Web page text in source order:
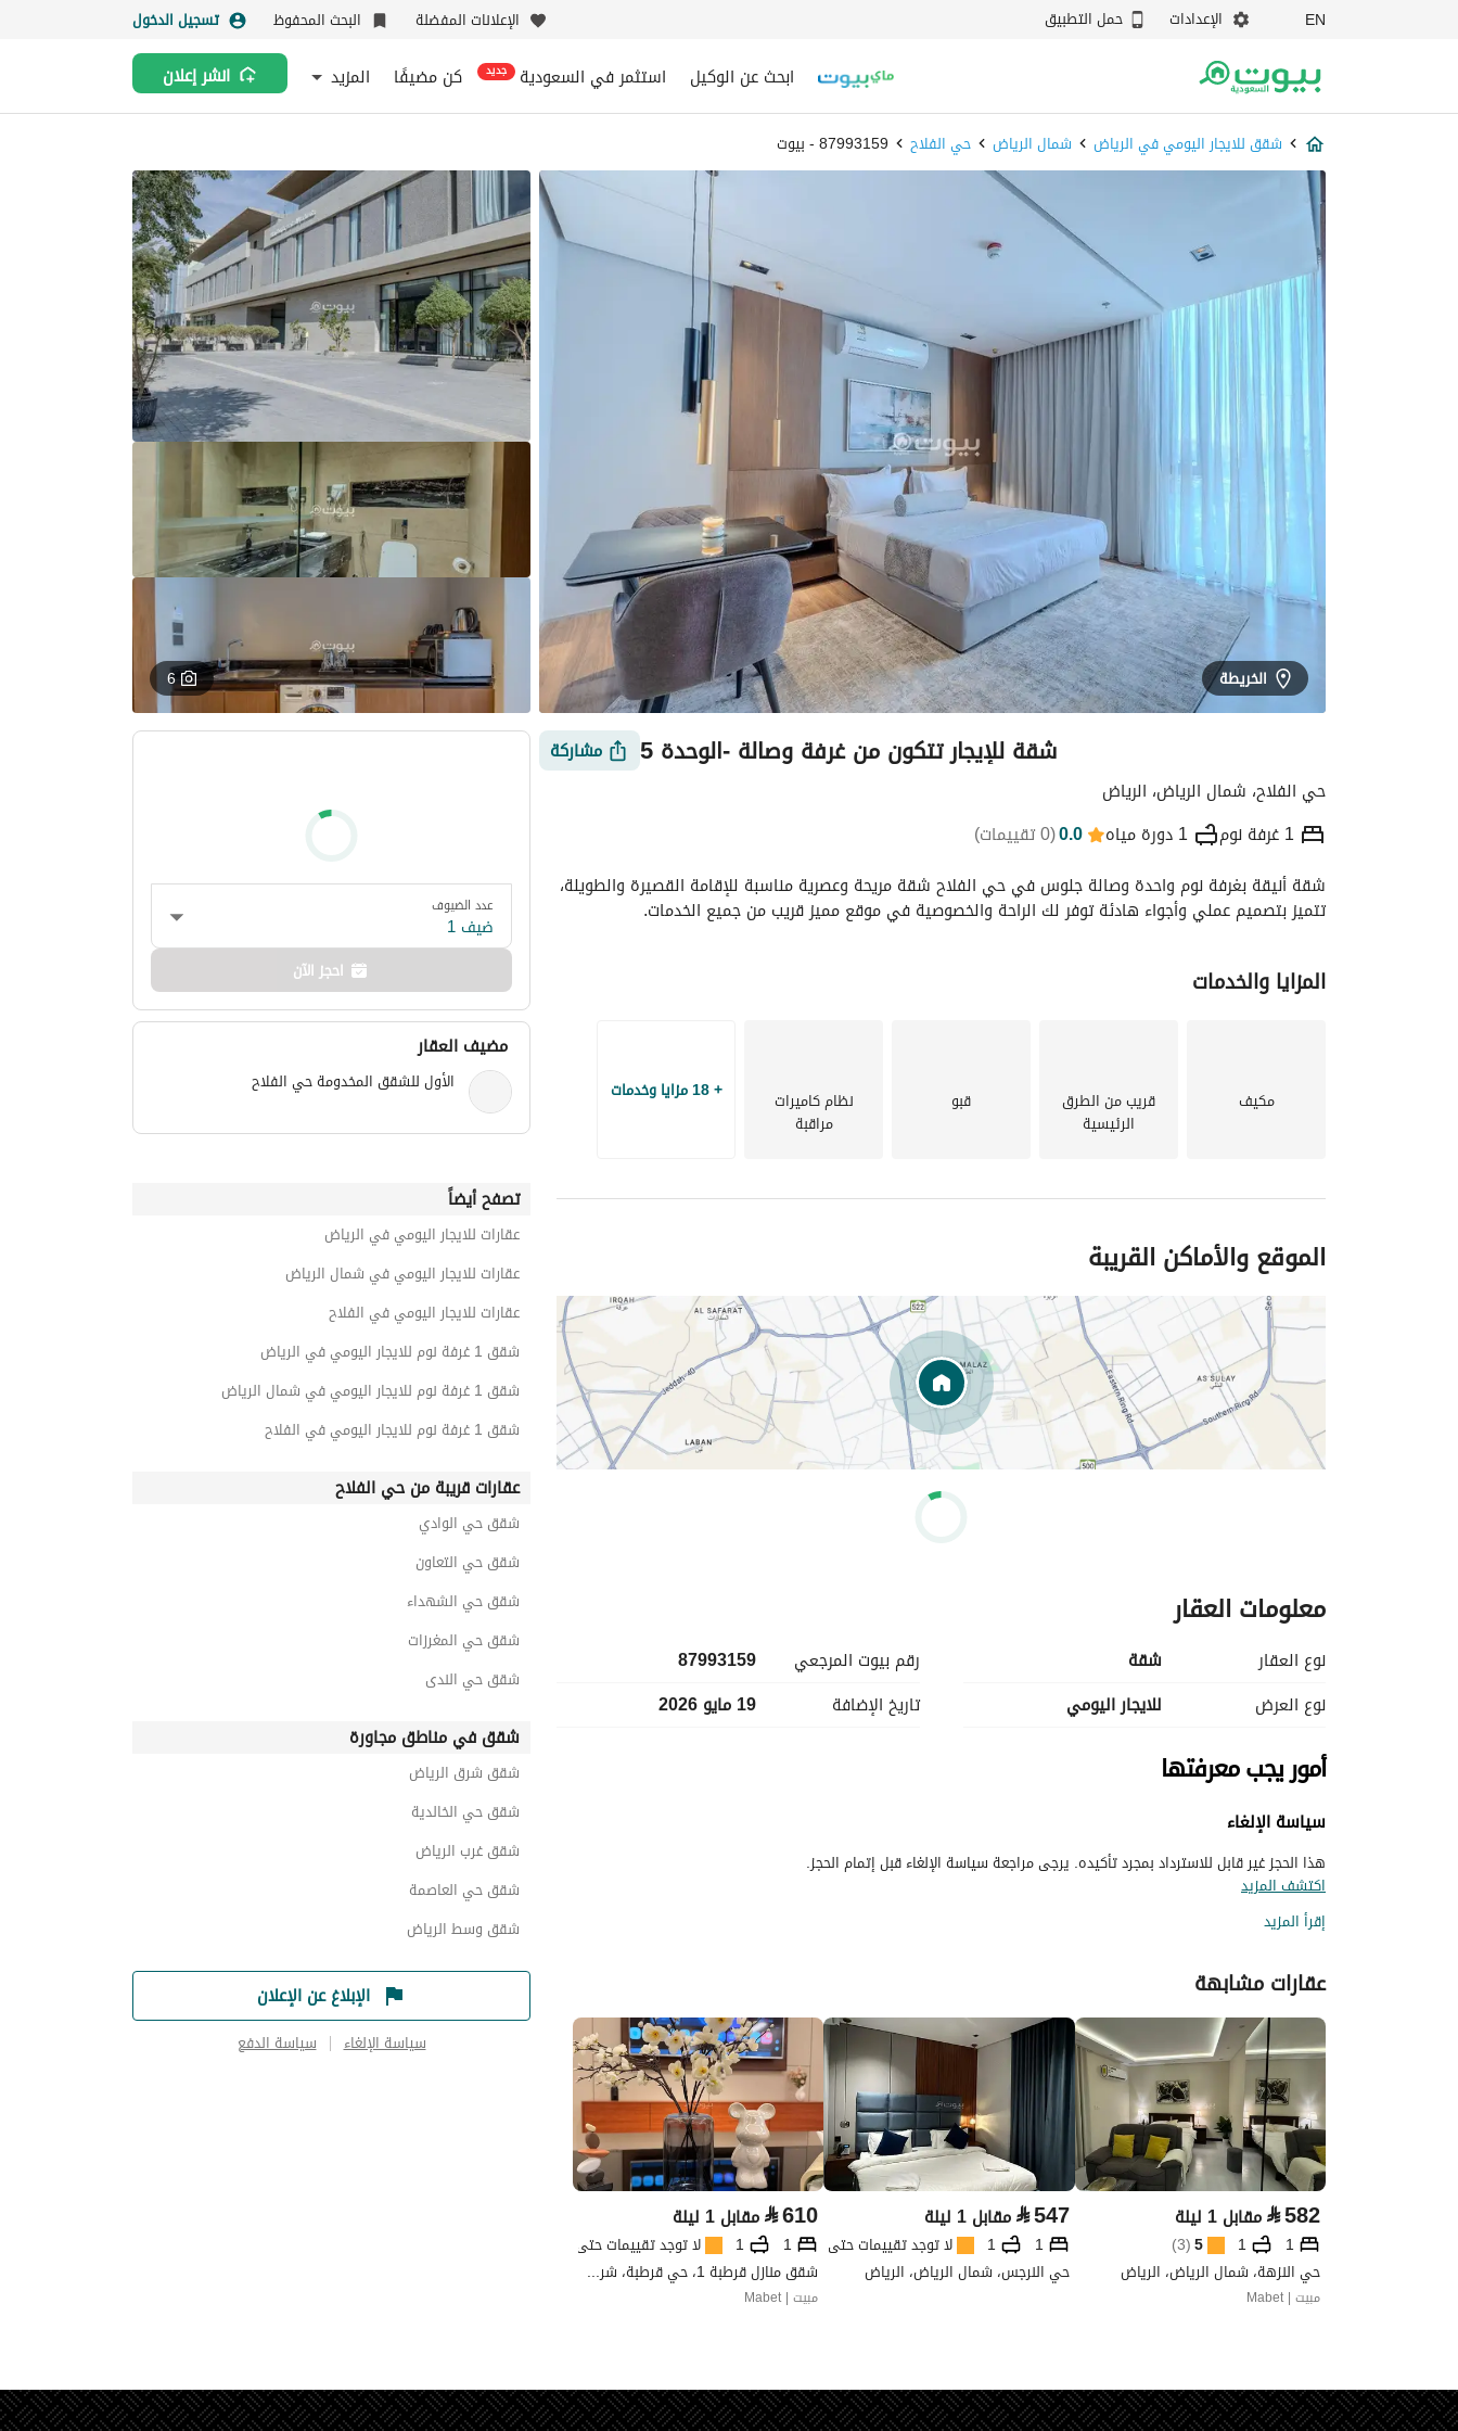
EN الإعدادات حمل التطبيق الإعلانات المفضلة البحث المحفوظ تسجيل الدخول
ابحث عن الوكيل استثمر في السعودية جديد كن مضيفًا المزيد انشر إعلان
شقق للايجار اليومي في الرياض شمال الرياض حي الفلاح 87993159 - بيوت
الخريطة 6
شقة للإيجار تتكون من غرفة وصالة -الوحدة 5
مشاركة
حي الفلاح، شمال الرياض، الرياض
1 غرفة نوم 1 دورة مياه 0.0
(0 تقييمات )
التفاصيل الموقع والأماكن القريبة معلومات وزارة السياحة التقييمات معلومات العقار أمور يجب معرفتها تتميز بتصميم عملي وأجواء هادئة توفر لك الراحة والخصوصية في موقع مميز قريب من جميع الخدمات.
المزايا والخدمات
مكيف قريب من الطرق
الرئيسية
قبو نظام كاميرات
مراقبة
+ 18 مزايا وخدمات
الموقع والأماكن القريبة
معلومات العقار
نوع العقار
شقة
نوع العرض
للايجار اليومي
رقم بيوت المرجعي
87993159
تاريخ الإضافة
19 مايو 2026
أمور يجب معرفتها
سياسة الإلغاء
هذا الحجز غير قابل للاسترداد بمجرد تأكيده. يرجى مراجعة سياسة الإلغاء قبل إتمام الحجز.
اكتشف المزيد
إقرأ المزيد
عقارات مشابهة
⃁582 مقابل 1 ليلة
1
1
5
(
3
)
حي النزهة، شمال الرياض، الرياض
مبيت | Mabet
⃁547 مقابل 1 ليلة
1
1
لا توجد تقييمات حتى الآن
حي النرجس، شمال الرياض، الرياض
⃁610 مقابل 1 ليلة
1
1
لا توجد تقييمات حتى الآن
شقق منازل قرطبة 1، حي قرطبة، شرق الرياض، الرياض
مبيت | Mabet
عدد الضيوف
ضيف 1
احجز الآن
مضيف العقار
الأول للشقق المخدومة حي الفلاح
تصفح أيضاً
عقارات للايجار اليومي في الرياض
عقارات للايجار اليومي في شمال الرياض
عقارات للايجار اليومي في الفلاح
شقق 1 غرفة نوم للايجار اليومي في الرياض
شقق 1 غرفة نوم للايجار اليومي في شمال الرياض
شقق 1 غرفة نوم للايجار اليومي في الفلاح
عقارات قريبة من حي الفلاح
شقق حي الوادي
شقق حي التعاون
شقق حي الشهداء
شقق حي المغرزات
شقق حي الندى
شقق في مناطق مجاورة
شقق شرق الرياض
شقق حي الخالدية
شقق غرب الرياض
شقق حي العاصمة
شقق وسط الرياض
الإبلاغ عن الإعلان
سياسة الإلغاء سياسة الدفع